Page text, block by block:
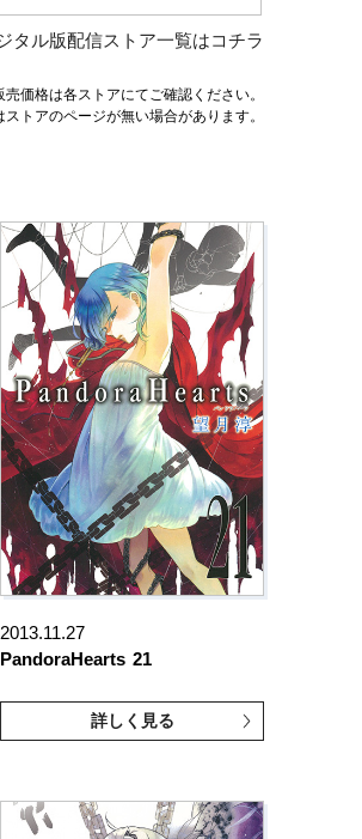
タル版配信ストア一覧はコチラ
価格は各ストアにてご確認ください。
トアのページが無い場合があります。
2013.11.27
PandoraHearts 21
詳しく見る